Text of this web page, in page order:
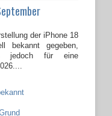
der iPhone 18
bekannt gegeben,
jedoch für eine